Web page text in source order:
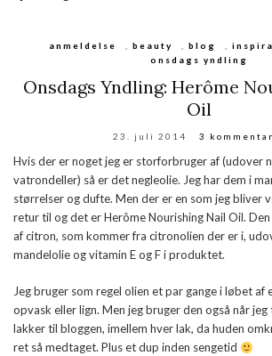
anmeldelse beauty blog
onsdags yndling
Onsdags Yndling: Herôme
Oil
23. juli 2014 3
Hvis der er noget jeg er storforbruger af (udover
vatrondeller) så er det negleolie. Jeg har dem i
størrelser og dufte. Men der er en som jeg bliver
retur til og det er Herôme Nourishing Nail Oil.
af citron, som kommer fra citronolien der er i,
mandelolie og vitamin E og F i produktet.
Jeg bruger som regel olien et par gange i løbet af
opvask eller lign. Men jeg bruger den også når
lakker til bloggen, imellem hver lak, da huden
ret så medtaget. Plus et dup inden sengetid